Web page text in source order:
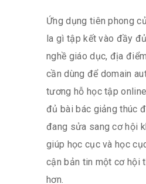
Ứng dụng tiên phong
la gì tập kết vào đầy
nghề giáo dục, địa
cần dùng để domain
tương hỗ học tập
đủ bài bác giảng thúc
đang sửa sang cơ hội
giúp học cục và học
cận bản tin một cơ hội
hơn.